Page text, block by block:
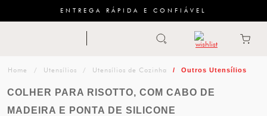
ENTREGA RÁPIDA E CONFIÁVEL
categoria
Utensílios Utensílios de Cozinha Outros Utensílios
COLHER PARA RISOTTO, COM CABO DE
MADEIRA E PONTA DE SILICONE